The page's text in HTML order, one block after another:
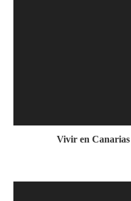
Vivir en